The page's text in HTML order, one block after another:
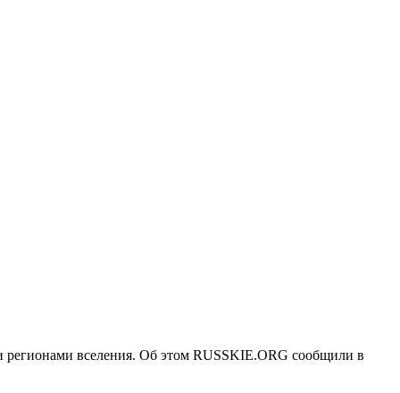
регионами вселения. Об этом RUSSKIE.ORG сообщили в